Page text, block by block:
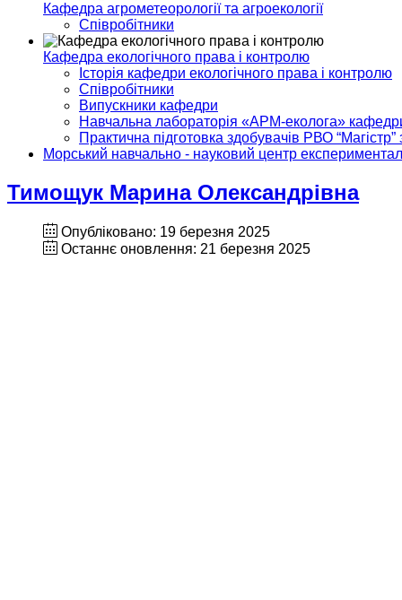
Кафедра агрометеорології та агроекології
Співробітники
Кафедра екологічного права і контролю
Історія кафедри екологічного права і контролю
Співробітники
Випускники кафедри
Навчальна лабораторія «АРМ-еколога»
Практична підготовка здобувачів РВО
Морський навчально - науковий центр
Тимощук Марина Олександрівна
Опубліковано: 19 березня 2025
Останнє оновлення: 21 березня 2025